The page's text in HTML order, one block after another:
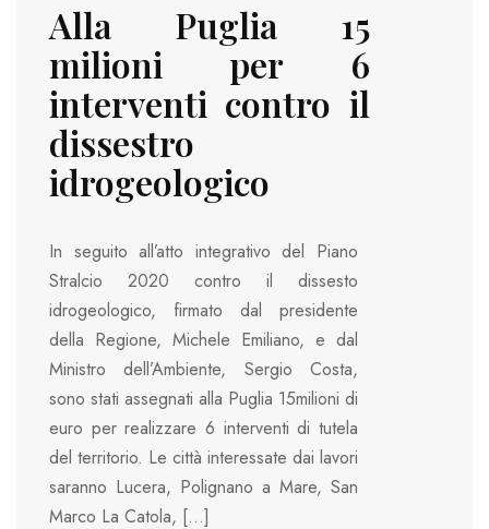
Alla Puglia 15
milioni per 6
interventi contro il
dissestro
idrogeologico
In seguito all’atto integrativo del Piano
Stralcio 2020 contro il dissesto
idrogeologico, firmato dal presidente
della Regione, Michele Emiliano, e dal
Ministro dell’Ambiente, Sergio Costa,
sono stati assegnati alla Puglia 15milioni di
euro per realizzare 6 interventi di tutela
del territorio. Le città interessate dai lavori
saranno Lucera, Polignano a Mare, San
Marco La Catola, […]